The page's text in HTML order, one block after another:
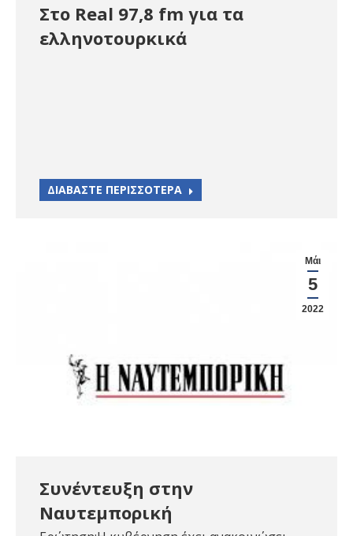
Στο Real 97,8 fm για τα
ελληνοτουρκικά
ΔΙΑΒΑΣΤΕ ΠΕΡΙΣΣΟΤΕΡΑ
Μάι
5
2022
Συνέντευξη στην
Ναυτεμπορική